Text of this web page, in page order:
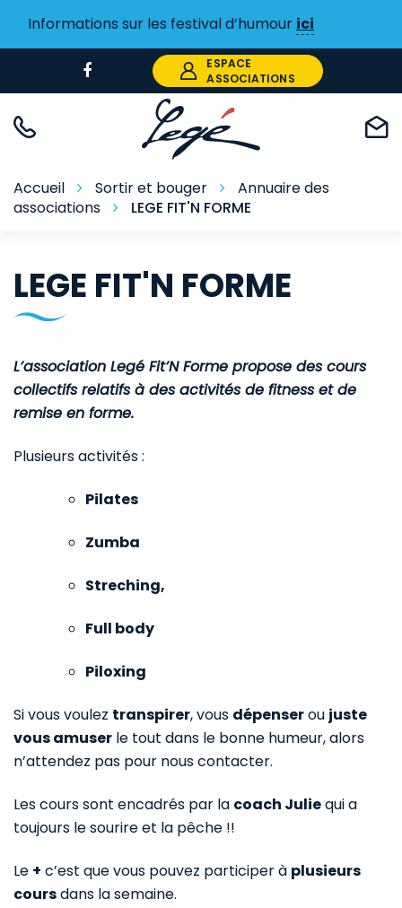
Informations sur les festival d’humour ici
vers
Facebook
ESPACE
ASSOCIATIONS
Accueil Sortir et bouger
Annuaire des
associations
LEGE FIT'N FORME
LEGE FIT'N FORME
L’association Legé Fit’N Forme propose des cours
collectifs relatifs à des activités de fitness et de
remise en forme.
Plusieurs activités :
Pilates
Zumba
Streching,
Full body
Piloxing
Si vous voulez transpirer, vous dépenserou juste
vous amuser le tout dans le bonne humeur, alors
n’attendez pas pour nous contacter.
Les cours sont encadrés par la coach Juliequi a
toujours le sourire et la pêche !!
Le + c’est que vous pouvez participer à plusieurs
coursdans la semaine.